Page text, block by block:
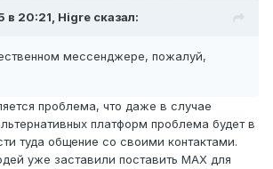
в 20:21, Higre сказал:
мессенджере, пожалуй,
проблема, что даже в случае
платформ проблема будет в
туда общение со своими контактами.
уже заставили поставить MAX для